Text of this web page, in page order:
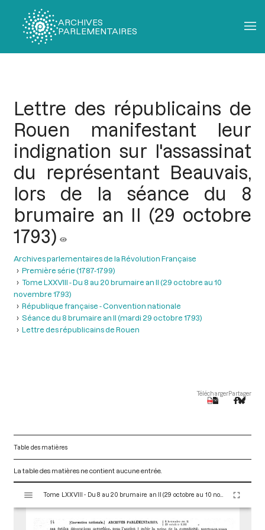
ARCHIVES
PARLEMENTAIRES
Lettre des républicains de
Rouen manifestant leur
indignation sur l'assassinat
du représentant Beauvais,
lors de la séance du 8
brumaire an II (29 octobre
1793)
Archives parlementaires de la Révolution Française
Première série (1787-1799)
Tome LXXVIII - Du 8 au 20 brumaire an II (29 octobre au 10
novembre 1793)
République française - Convention nationale
Séance du 8 brumaire an II (mardi 29 octobre 1793)
Lettre des républicains de Rouen
TéléchargerPartager
Table des matières
La table des matières ne contient aucune entrée.
s